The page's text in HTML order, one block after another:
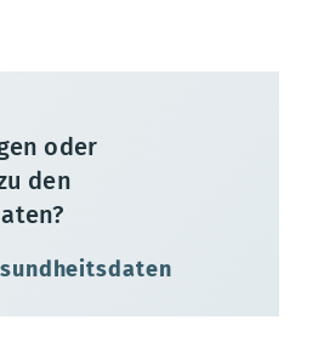
von Ärztinnen
oder
den